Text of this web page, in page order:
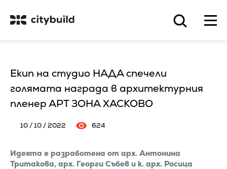
Екип на студио НАДА спечели
голямата награда в архитектурния
пленер АРТ ЗОНА ХАСКОВО
10 / 10 / 2022 624
Идеята е разработена от арх. Антонина
Тритакова, арх. Георги Събев и к. арх. Росица